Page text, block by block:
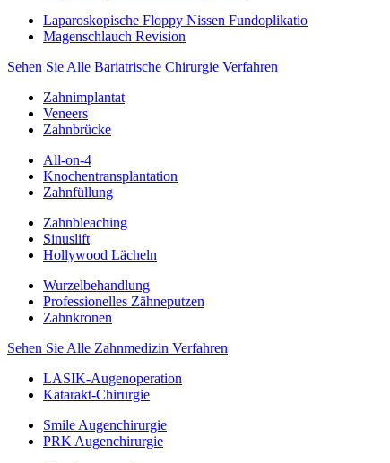
Laparoskopische Floppy Nissen Fundoplikatio
Magenschlauch Revision
Sehen Sie Alle Bariatrische Chirurgie Verfahren
Zahnimplantat
Veneers
Zahnbrücke
All-on-4
Knochentransplantation
Zahnfüllung
Zahnbleaching
Sinuslift
Hollywood Lächeln
Wurzelbehandlung
Professionelles Zähneputzen
Zahnkronen
Sehen Sie Alle Zahnmedizin Verfahren
LASIK-Augenoperation
Katarakt-Chirurgie
Smile Augenchirurgie
PRK Augenchirurgie